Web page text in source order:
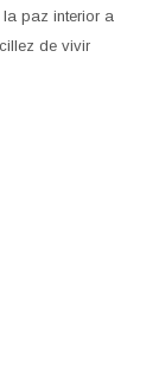
paz interior a
de vivir